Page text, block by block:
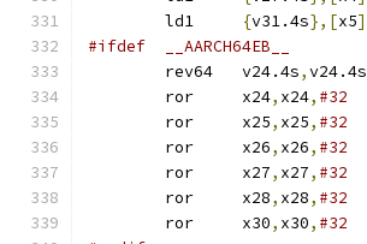
{v31.4s},[x5]
#ifdef	__AARCH64EB__
	rev64	v24.4s
,v24.4s
	ror	x24
, x24, #32
	ror	x25
, x25, #32
	ror	x26
, x26, #32
	ror	x27
, x27, #32
	ror	x28
, x28, #32
	ror	x30
, x30, #32